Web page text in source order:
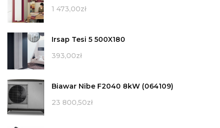
1 473,00zł
Irsap Tesi 5 500X180
393,00zł
Biawar Nibe F2040 8kW (064109)
23 800,50zł